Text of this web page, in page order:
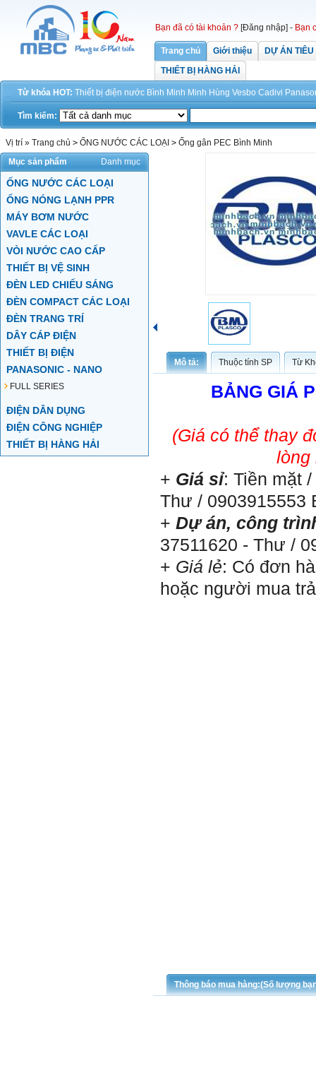
Bạn đã có tài khoản ? [Đăng nhập] - Bạn
Trang chủ Giới thiệu
DỰ ÁN
THIẾT BỊ HÀNG HẢI
Từ khóa HOT: Thiết bị điện nước Bình Minh Minh Hùng Vesbo Cadivi
Tìm kiếm:
Vị trí » Trang chủ > ỐNG NƯỚC CÁC LOẠI > Ống gân PEC Bình Minh
Mục sản phẩm
Danh mục
ỐNG NƯỚC CÁC LOẠI
ỐNG NÓNG LẠNH PPR
MÁY BƠM NƯỚC
VAVLE CÁC LOẠI
VÒI NƯỚC CAO CẤP
THIẾT BỊ VỆ SINH
ĐÈN LED CHIẾU SÁNG
ĐÈN COMPACT CÁC LOẠI
ĐÈN TRANG TRÍ
DÂY CÁP ĐIỆN
THIẾT BỊ ĐIỆN
PANASONIC - NANO
FULL SERIES
ĐIỆN DÂN DỤNG
ĐIỆN CÔNG NGHIỆP
THIẾT BỊ HÀNG HẢI
Mô tả: Thuộc tính SP Từ
BẢNG GIÁ
(Giá có thể thay
lòng
+ Giá sỉ: Tiền mặt
Thư / 0903915553
+ Dự án, công
37511620 - Thư /
+ Giá lẻ: Có đơn
hoặc người mua
Thông báo mua hàng:(Số lượng